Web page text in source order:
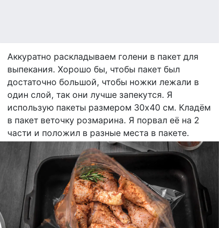
Аккуратно раскладываем голени в пакет для
выпекания. Хорошо бы, чтобы пакет был
достаточно большой, чтобы ножки лежали в
один слой, так они лучше запекутся. Я
использую пакеты размером 30х40 см. Кладём
в пакет веточку розмарина. Я порвал её на 2
части и положил в разные места в пакете.